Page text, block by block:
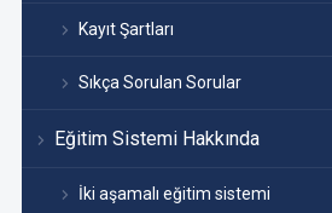
Kayıt Şartları
Sıkça Sorulan Sorular
Eğitim Sistemi Hakkında
İki aşamalı eğitim sistemi